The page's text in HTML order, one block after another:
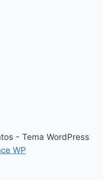
- Tema WordPress
WP